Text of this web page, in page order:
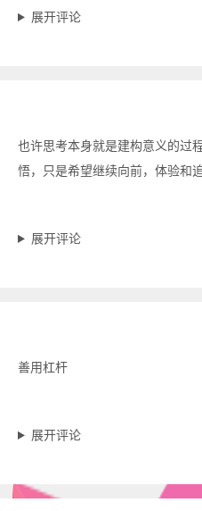
展开评论
也许思考本身就是建构意义的过
悟，只是希望继续向前，体验和
展开评论
善用杠杆
展开评论